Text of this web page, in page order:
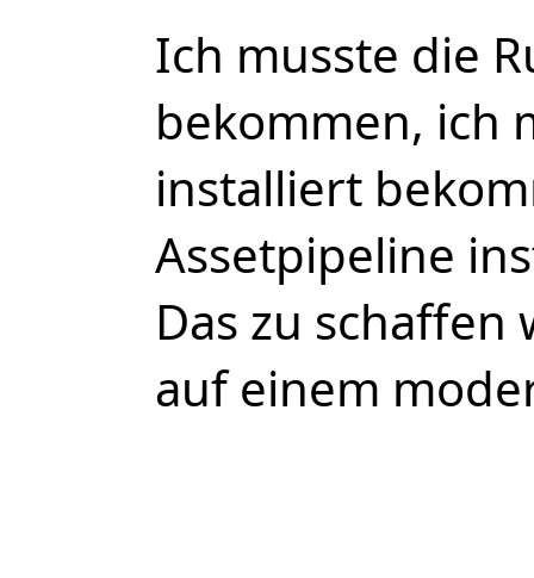
Ich musste die
bekommen, ich
installiert
Assetpipeline
Das zu
auf einem